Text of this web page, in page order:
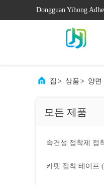
Dongguan Yihong
집 > 상품 > 양면
모든 제품
속건성 접착제 접
카펫 접착 테이프